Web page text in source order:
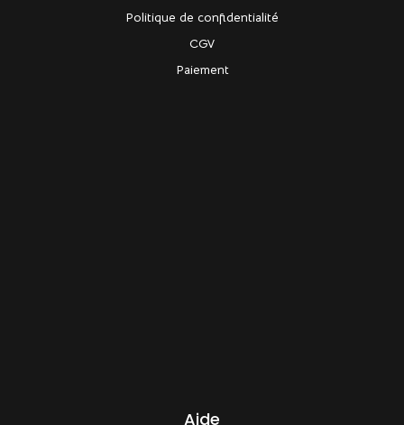
Politique de confidentialité
CGV
Paiement
Aide